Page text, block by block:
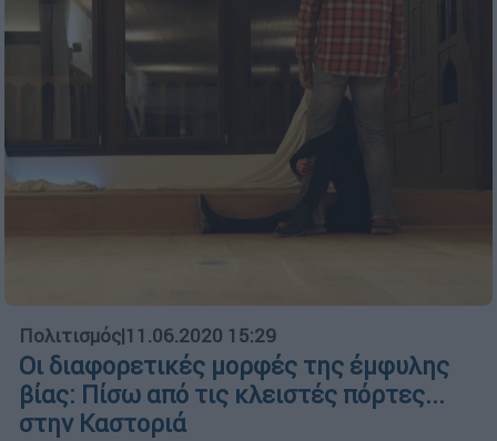
Πολιτισμός|11.06.2020 15:29
Οι διαφορετικές μορφές της έμφυλης
βίας: Πίσω από τις κλειστές πόρτες...
στην Καστοριά